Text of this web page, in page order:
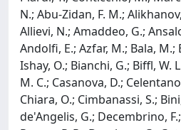
N.; Abu-Zidan, F. M.;
Allievi, N.; Amaddeo, G.;
Andolfi, E.; Azfar, M.; Bala,
Ishay, O.; Bianchi, G.; Biffl, W.
M. C.; Casanova, D.;
Chiara, O.; Cimbanassi, S.;
de'Angelis, G.; Decembrino,